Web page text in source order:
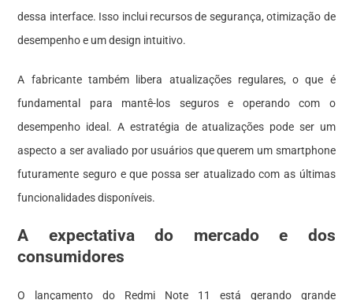
dessa interface. Isso inclui recursos de segurança, otimização de
desempenho e um design intuitivo.
A fabricante também libera atualizações regulares, o que é
fundamental para mantê-los seguros e operando com o
desempenho ideal. A estratégia de atualizações pode ser um
aspecto a ser avaliado por usuários que querem um smartphone
futuramente seguro e que possa ser atualizado com as últimas
funcionalidades disponíveis.
A expectativa do mercado e dos
consumidores
O lançamento do Redmi Note 11 está gerando grande